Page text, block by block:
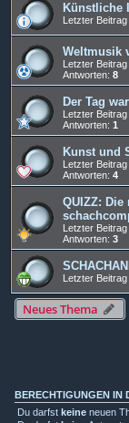
Künstliche
Letzter
Weltmusik
Letzter
Antworten: 8
Der Tag
Letzter
Antworten: 1
Kunst und
Letzter
Antworten: 4
QUIZZ:
Letzter
Antworten: 3
Letzter
Neues Thema
BERECHTIGUNGEN IN
Du darfst keine neuen